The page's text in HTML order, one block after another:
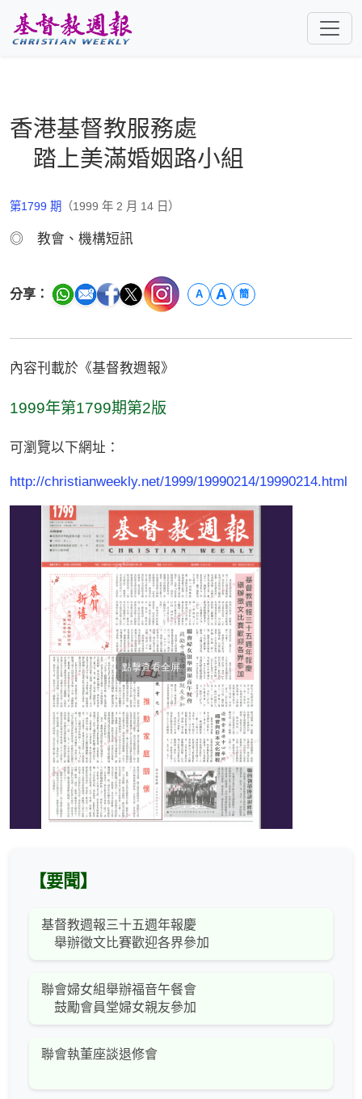
香港基督教服務處
踏上美滿婚姻路小組
第1799 期 （1999 年 2 月 14 日）
◎ 教會、機構短訊
分享： A A 簡
內容刊載於《基督教週報》
1999年第1799期第2版
可瀏覽以下網址：
http://christianweekly.net/1999/19990214/19990214.html
【要聞】
基督教週報三十五週年報慶
舉辦徵文比賽歡迎各界參加
聯會婦女組舉辦福音午餐會
鼓勵會員堂婦女親友參加
聯會執董座談退修會